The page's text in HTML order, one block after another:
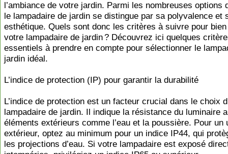
l’ambiance de votre jardin. Parmi les nombreuses options
le lampadaire de jardin se distingue par sa polyvalence et
esthétique. Quels sont donc les critères à suivre pour
votre lampadaire de jardin ? Découvrez ici quelques
essentiels à prendre en compte pour sélectionner le
jardin idéal.
L’indice de protection (IP) pour garantir la durabilité
L’indice de protection est un facteur crucial dans le choix
lampadaire de jardin. Il indique la résistance du luminaire
éléments extérieurs comme l’eau et la poussière. Pour un
extérieur, optez au minimum pour un indice IP44, qui
les projections d’eau. Si votre lampadaire est exposé